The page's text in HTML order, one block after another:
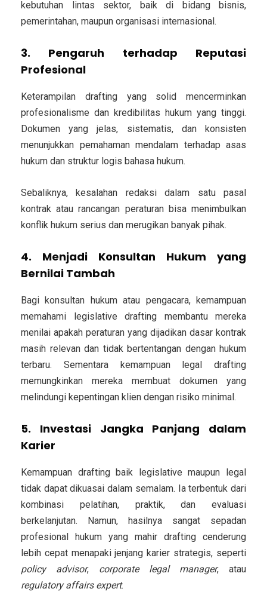
kebutuhan lintas sektor, baik di bidang bisnis,
pemerintahan, maupun organisasi internasional.
3. Pengaruh terhadap Reputasi
Profesional
Keterampilan drafting yang solid mencerminkan
profesionalisme dan kredibilitas hukum yang tinggi.
Dokumen yang jelas, sistematis, dan konsisten
menunjukkan pemahaman mendalam terhadap asas
hukum dan struktur logis bahasa hukum.
Sebaliknya, kesalahan redaksi dalam satu pasal
kontrak atau rancangan peraturan bisa menimbulkan
konflik hukum serius dan merugikan banyak pihak.
4. Menjadi Konsultan Hukum yang
Bernilai Tambah
Bagi konsultan hukum atau pengacara, kemampuan
memahami legislative drafting membantu mereka
menilai apakah peraturan yang dijadikan dasar kontrak
masih relevan dan tidak bertentangan dengan hukum
terbaru. Sementara kemampuan legal drafting
memungkinkan mereka membuat dokumen yang
melindungi kepentingan klien dengan risiko minimal.
5. Investasi Jangka Panjang dalam
Karier
Kemampuan drafting baik legislative maupun legal
tidak dapat dikuasai dalam semalam. Ia terbentuk dari
kombinasi pelatihan, praktik, dan evaluasi
berkelanjutan. Namun, hasilnya sangat sepadan
profesional hukum yang mahir drafting cenderung
lebih cepat menapaki jenjang karier strategis, seperti
policy advisor, corporate legal manager, atau
regulatory affairs expert.